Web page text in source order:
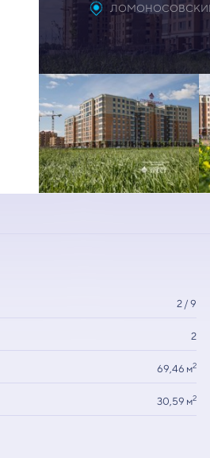
2 / 9
2
69,46 м2
30,59 м2